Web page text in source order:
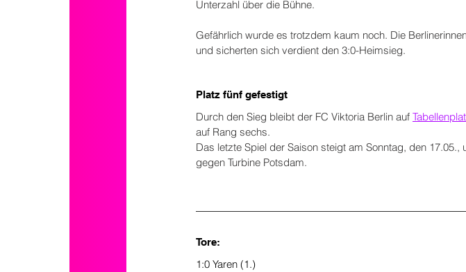
Unterzahl über die Bühne.
Gefährlich wurde es trotzdem kaum noch. Die
und sicherten sich verdient den 3:0-Heimsieg.
Platz fünf gefestigt
Durch den Sieg bleibt der FC Viktoria Berlin auf
auf Rang sechs.
Das letzte Spiel der Saison steigt am Sonntag, den
gegen Turbine Potsdam.
Tore:
1:0 Yaren (1.)